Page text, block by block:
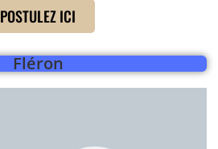
POSTULEZ ICI
Fléron